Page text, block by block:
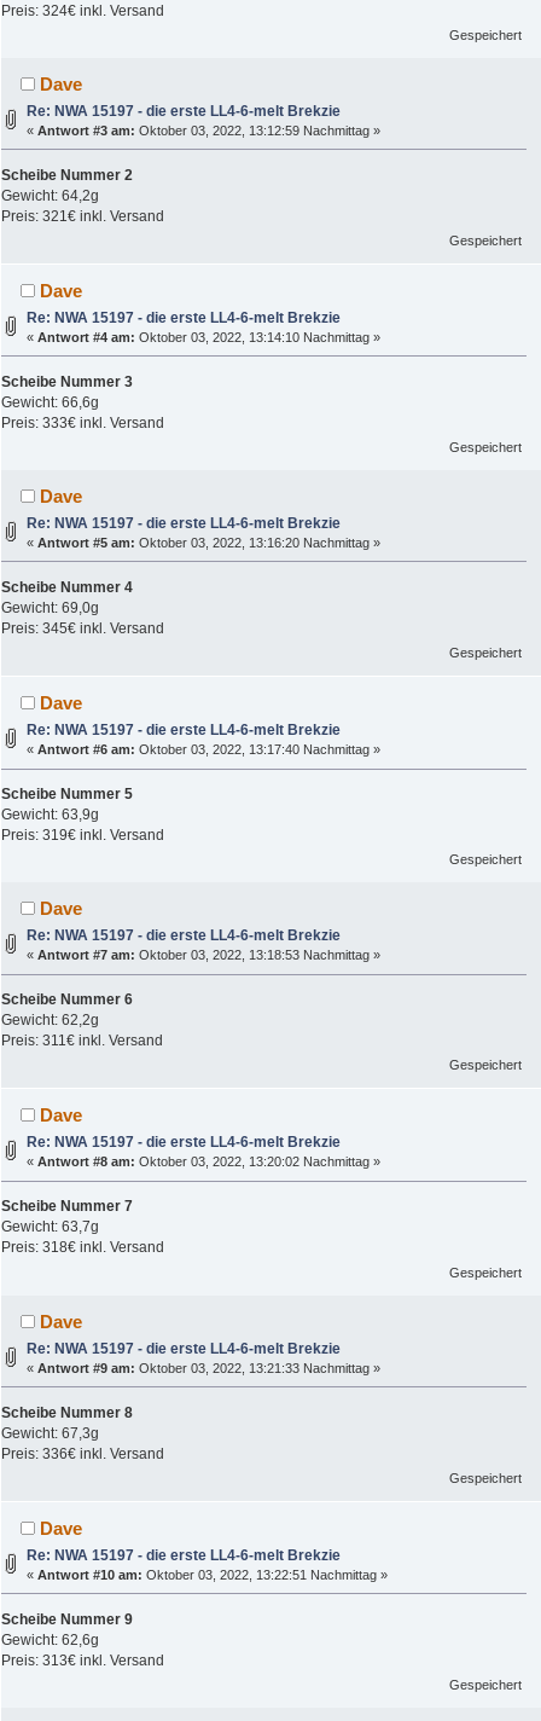
Preis: 324€ inkl. Versand
Gespeichert
Dave
Re: NWA 15197 - die erste LL4-6-melt Brekzie
«Antwort #3 am: Oktober 03, 2022, 13:12:59 Nachmittag »
Scheibe Nummer 2
Gewicht: 64,2g
Preis: 321€ inkl. Versand
Gespeichert
Dave
Re: NWA 15197 - die erste LL4-6-melt Brekzie
«Antwort #4 am: Oktober 03, 2022, 13:14:10 Nachmittag »
Scheibe Nummer 3
Gewicht: 66,6g
Preis: 333€ inkl. Versand
Gespeichert
Dave
Re: NWA 15197 - die erste LL4-6-melt Brekzie
«Antwort #5 am: Oktober 03, 2022, 13:16:20 Nachmittag »
Scheibe Nummer 4
Gewicht: 69,0g
Preis: 345€ inkl. Versand
Gespeichert
Dave
Re: NWA 15197 - die erste LL4-6-melt Brekzie
«Antwort #6 am: Oktober 03, 2022, 13:17:40 Nachmittag »
Scheibe Nummer 5
Gewicht: 63,9g
Preis: 319€ inkl. Versand
Gespeichert
Dave
Re: NWA 15197 - die erste LL4-6-melt Brekzie
«Antwort #7 am: Oktober 03, 2022, 13:18:53 Nachmittag »
Scheibe Nummer 6
Gewicht: 62,2g
Preis: 311€ inkl. Versand
Gespeichert
Dave
Re: NWA 15197 - die erste LL4-6-melt Brekzie
«Antwort #8 am: Oktober 03, 2022, 13:20:02 Nachmittag »
Scheibe Nummer 7
Gewicht: 63,7g
Preis: 318€ inkl. Versand
Gespeichert
Dave
Re: NWA 15197 - die erste LL4-6-melt Brekzie
«Antwort #9 am: Oktober 03, 2022, 13:21:33 Nachmittag »
Scheibe Nummer 8
Gewicht: 67,3g
Preis: 336€ inkl. Versand
Gespeichert
Dave
Re: NWA 15197 - die erste LL4-6-melt Brekzie
«Antwort #10 am: Oktober 03, 2022, 13:22:51 Nachmittag »
Scheibe Nummer 9
Gewicht: 62,6g
Preis: 313€ inkl. Versand
Gespeichert